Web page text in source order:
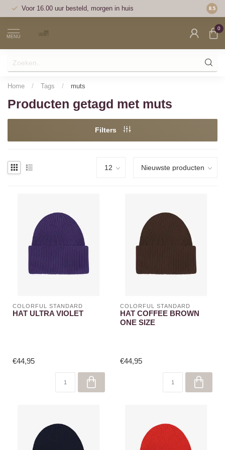
Voor 16.00 uur besteld, morgen in huis Veilig
8.5
MENU
0
Home / Tags / muts
Producten getagd met muts
Filters
COLORFUL STANDARD
HAT ULTRA VIOLET
€44,95
COLORFUL STANDARD
HAT COFFEE BROWN
ONE SIZE
€44,95